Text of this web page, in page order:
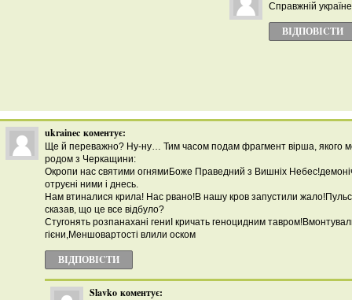
Справжній
ВІДПОВІCТИ
ukrainec коментує:
Ще й переважно? Ну-ну… Тим часом подам фрагмент вірша, якого
родом з Черкащини:
Окропи нас святими огнямиБоже Праведний з Вишніх
отруєні ними і днесь.
Нам втиналися крила! Нас рвано!В нашу кров запустили
сказав, що це все відбуло?
Стугонять розпанахані гениІ кричать геноцидним
гієни,Меншовартості влили оском
ВІДПОВІCТИ
Slavko коментує: